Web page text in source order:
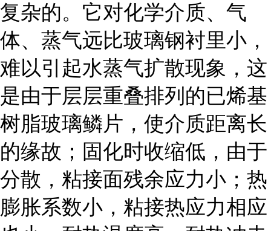
复杂的。它对化学介质、气
体、蒸气远比玻璃钢衬里小，
难以引起水蒸气扩散现象，这
是由于层层重叠排列的已烯基
树脂玻璃鳞片，使介质距离长
的缘故；固化时收缩低，由于
分散，粘接面残余应力小；热
膨胀系数小，粘接热应力相应